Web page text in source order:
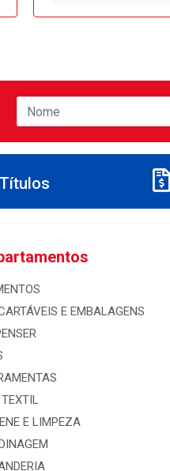
Títulos
E EMBALAGENS
E LIMPEZA